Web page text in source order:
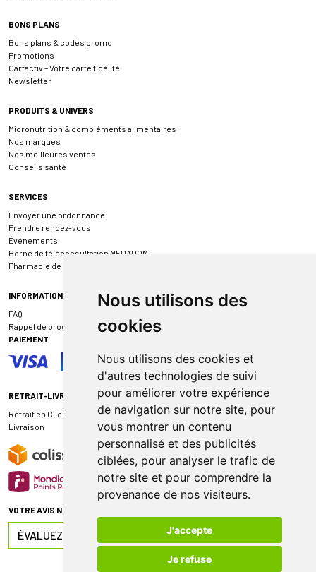
Nous utilisons des
cookies
Nous utilisons des cookies et
d'autres technologies de suivi
pour améliorer votre expérience
de navigation sur notre site, pour
vous montrer un contenu
personnalisé et des publicités
ciblées, pour analyser le trafic de
notre site et pour comprendre la
provenance de nos visiteurs.
J'accepte
Je refuse
BONS PLANS
Bons plans & codes promo
Promotions
Cartactiv – Votre carte fidélité
Newsletter
PRODUITS & UNIVERS
Micronutrition & compléments alimentaires
Nos marques
Nos meilleures ventes
Conseils santé
SERVICES
Envoyer une ordonnance
Prendre rendez-vous
Événements
Borne de téléconsultation MEDADOM
Pharmacie de garde
INFORMATIONS
FAQ
Rappel de produit
PAIEMENT
RETRAIT-LIVRAISON
Retrait en Click & Collect
Livraison
VOTRE AVIS NOUS INTÉRESSE
ÉVALUEZ-NOUS SUR